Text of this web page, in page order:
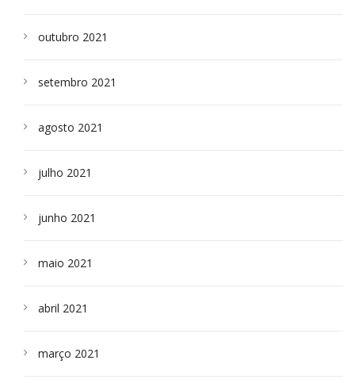
outubro 2021
setembro 2021
agosto 2021
julho 2021
junho 2021
maio 2021
abril 2021
março 2021